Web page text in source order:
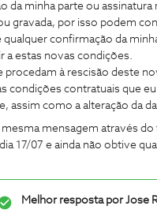
da minha parte ou
gravada, por isso podem
confirmação da
a estas novas condições.
procedam à rescisão deste
condições contratuais que
assim como a alteração da
mesma mensagem através
17/07 e ainda não obtive
Melhor resposta porJose